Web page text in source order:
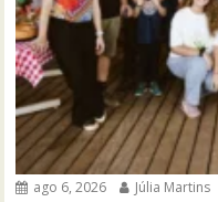
ago 6, 2026 Júlia Martins